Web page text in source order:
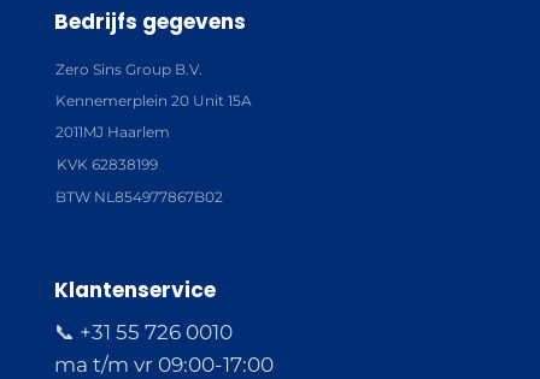
Bedrijfs gegevens
Zero Sins Group B.V.
Kennemerplein 20 Unit 15A
2011MJ Haarlem
KVK 62838199
BTW NL854977867B02
Klantenservice
📞 +31 55 726 0010
ma t/m vr 09:00-17:00